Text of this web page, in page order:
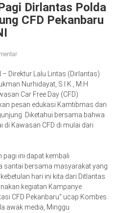
Dirlantas Polda
CFD Pekanbaru
– Direktur Lalu Lintas (Dirlantas)
Nurhidayat, S.I.K., M.H
Car Free Day (CFD)
pesan edukasi Kamtibmas dan
Diketahui bersama bahwa
Kawasan CFD di mulai dari
pagi ini dapat kembali
santai bersama masyarakat yang
hari ini kita dari Ditlantas
kegiatan Kampanye
CFD Pekanbaru” ucap Kombes
awak media, Minggu